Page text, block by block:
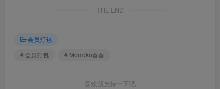
THE END
会员打包
# 会员打包
# Momoko葵葵
喜欢就支持一下吧